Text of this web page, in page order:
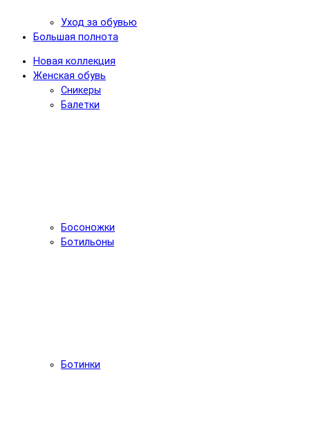
Уход за обувью
Большая полнота
Новая коллекция
Женская обувь
Сникеры
Балетки
Босоножки
Ботильоны
Ботинки